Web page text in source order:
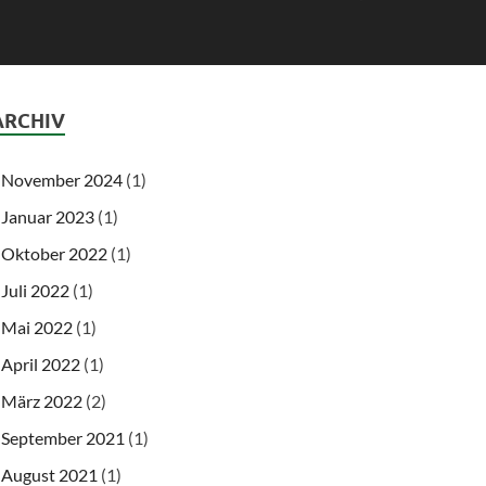
November 2024 (1)
Januar 2023 (1)
Oktober 2022 (1)
Juli 2022 (1)
Mai 2022 (1)
April 2022 (1)
März 2022 (2)
September 2021 (1)
August 2021 (1)